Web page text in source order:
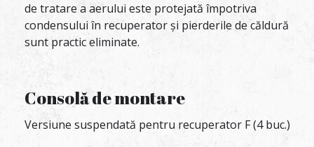
de tratare a aerului este protejată împotriva
condensului în recuperator și pierderile de căldură
sunt practic eliminate.
Consolă de montare
Versiune suspendată pentru recuperator F (4 buc.)